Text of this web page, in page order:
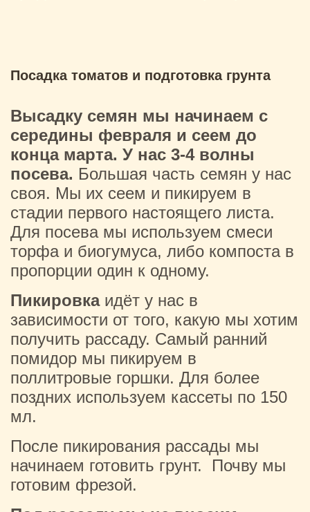
Посадка томатов и подготовка грунта
Высадку семян мы начинаем с
середины февраля и сеем до
конца марта. У нас 3-4 волны
посева. Большая часть семян у нас
своя. Мы их сеем и пикируем в
стадии первого настоящего листа.
Для посева мы используем смеси
торфа и биогумуса, либо компоста в
пропорции один к одному.
Пикировкаидёт у нас в
зависимости от того, какую мы хотим
получить рассаду. Самый ранний
помидор мы пикируем в
поллитровые горшки. Для более
поздних используем кассеты по 150
мл.
После пикирования рассады мы
начинаем готовить грунт. Почву мы
готовим фрезой.